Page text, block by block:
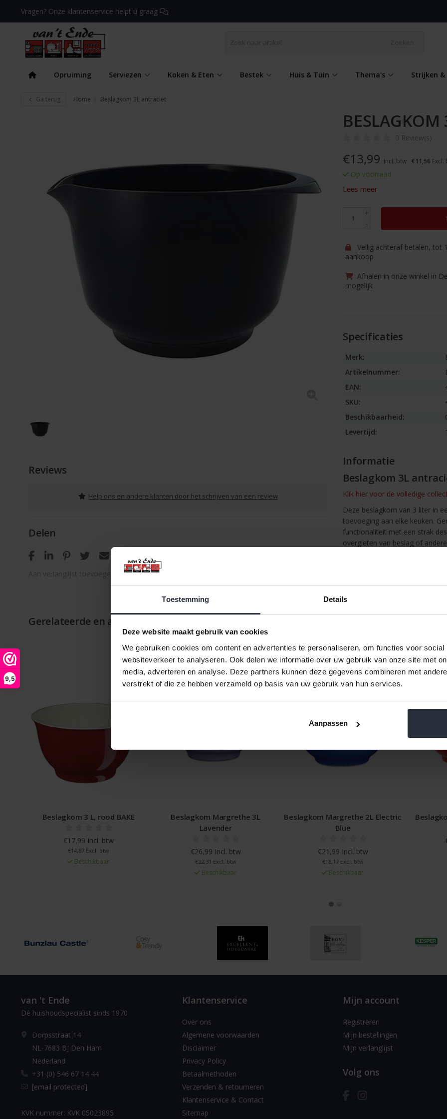
Toestemming Details
Deze website maakt gebruik van cookies
We gebruiken cookies om content en advertenties te personaliseren, om functies voor social
websiteverkeer te analyseren. Ook delen we informatie over uw gebruik van onze site met
media, adverteren en analyse. Deze partners kunnen deze gegevens combineren met
verstrekt of die ze hebben verzameld op basis van uw gebruik van hun services.
Aanpassen
9,5
Vragen? Onze klantenservice helpt u graag
Opruiming Serviezen Koken & Eten Bestek Huis & Tuin Thema's Strijken &
Ga terug Home Beslagkom 3L antraciet
Reviews
Help ons en andere klanten door het schrijven van een review
Delen
Toevoegen om te vergelijken
BESLAGKOM
0 Review(s)
€13,99 Incl. btw €11,56 Excl.
Op voorraad
Lees meer
+
-
Veilig achteraf betalen, tot
aankoop
Afhalen in onze winkel in
mogelijk
Specificaties
Merk:
Artikelnummer:
EAN:
SKU:
Beschikbaarheid:
Levertijd:
Informatie
Beslagkom 3L
Klik hier voor de volledige
Deze beslagkom van 3 liter in
toevoeging aan elke keuken.
functionaliteit met een strak
overgieten van beslag of
centimeter, een breedte van
voldoende ruimte om
cakebeslag maakt of
dagelijks gebruik en ligt prettig
Gerelateerde en alternatieve producten
Beslagkom 3 L, rood BAKE
€17,99 Incl. btw
€14,87 Excl. btw
Beschikbaar
Beslagkom Margrethe 3L
€26,99 Incl. btw
€22,31 Excl. btw
Beschikbaar
Beslagkom Margrethe 2L Electric
€21,99 Incl. btw
€18,17 Excl. btw
Beschikbaar
Beslagkom
€26,99
€22,31 Excl.
van 't Ende
Dè huishoudspecialist sinds 1970
Dorpsstraat 14
NL-7683 BJ Den Ham
Nederland
+31 (0) 546 67 14 44
[email protected]
KVK nummer: KVK 05023895
Klantenservice
Over ons
Algemene voorwaarden
Disclaimer
Privacy Policy
Betaalmethoden
Verzenden & retourneren
Klantenservice & Contact
Sitemap
Mijn account
Registreren
Mijn bestellingen
Mijn verlanglijst
Volg ons